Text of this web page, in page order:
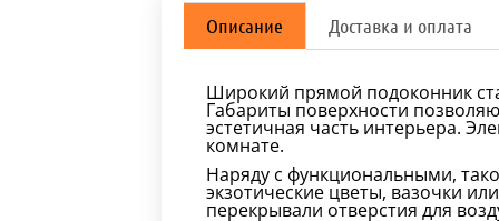
Описание Доставка и оплата
Широкий прямой подоконник
Габариты поверхности
эстетичная часть интерьера.
комнате.
Наряду с функциональными,
экзотические цветы, вазочки
перекрывали отверстия для